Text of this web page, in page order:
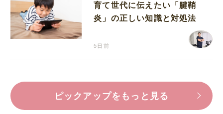
育て世代に伝えたい「腱鞘
炎」の正しい知識と対処法
5日前
ピックアップをもっと見る